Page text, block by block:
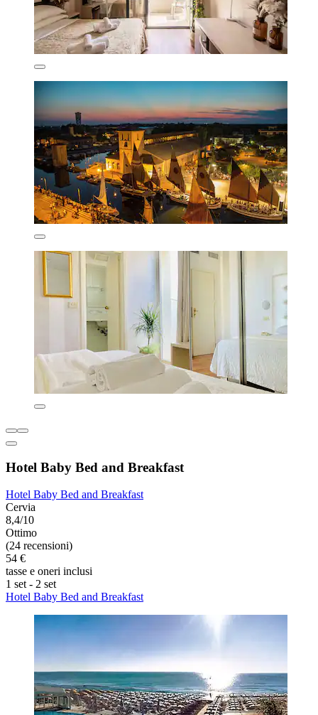
Hotel Baby Bed and Breakfast
Hotel Baby Bed and Breakfast
Cervia
8,4/10
Ottimo
(24 recensioni)
54 €
tasse e oneri inclusi
1 set - 2 set
Hotel Baby Bed and Breakfast